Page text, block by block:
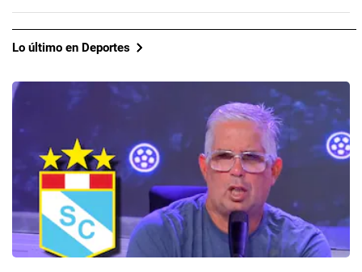
Lo último en Deportes